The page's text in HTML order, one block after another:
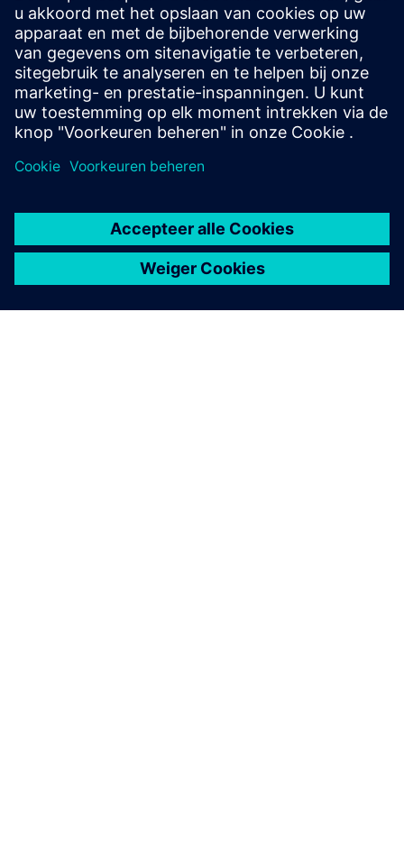
Sluit je bij ons aan
Registreren